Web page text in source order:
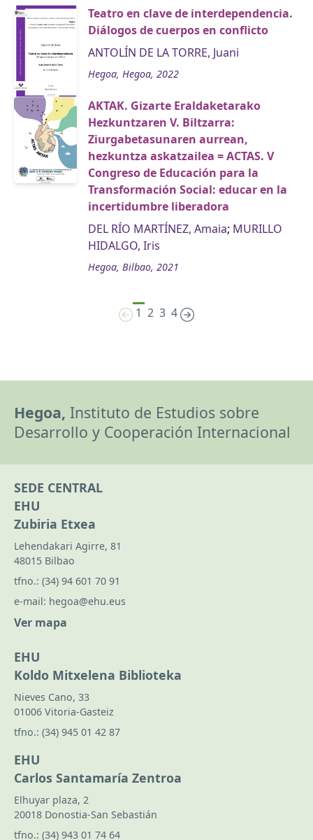
Teatro en clave de interdependencia.
Diálogos de cuerpos en conflicto
ANTOLÍN DE LA TORRE, Juani
Hegoa, Hegoa, 2022
AKTAK. Gizarte Eraldaketarako
Hezkuntzaren V. Biltzarra:
Ziurgabetasunaren aurrean,
hezkuntza askatzailea = ACTAS. V
Congreso de Educación para la
Transformación Social: educar en la
incertidumbre liberadora
DEL RÍO MARTÍNEZ, Amaia; MURILLO
HIDALGO, Iris
Hegoa, Bilbao, 2021
1 2 3 4
Hegoa, Instituto de Estudios sobre
Desarrollo y Cooperación Internacional
SEDE CENTRAL
EHU
Zubiria Etxea
Lehendakari Agirre, 81
48015 Bilbao
tfno.: (34) 94 601 70 91
e-mail: hegoa@ehu.eus
Ver mapa
EHU
Koldo Mitxelena Biblioteka
Nieves Cano, 33
01006 Vitoria-Gasteiz
tfno.: (34) 945 01 42 87
EHU
Carlos Santamaría Zentroa
Elhuyar plaza, 2
20018 Donostia-San Sebastián
tfno.: (34) 943 01 74 64